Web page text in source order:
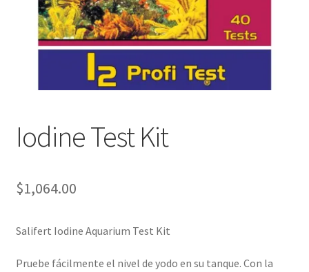
Iodine Test Kit
$1,064.00
Salifert Iodine Aquarium Test Kit
Pruebe fácilmente el nivel de yodo en su tanque. Con la